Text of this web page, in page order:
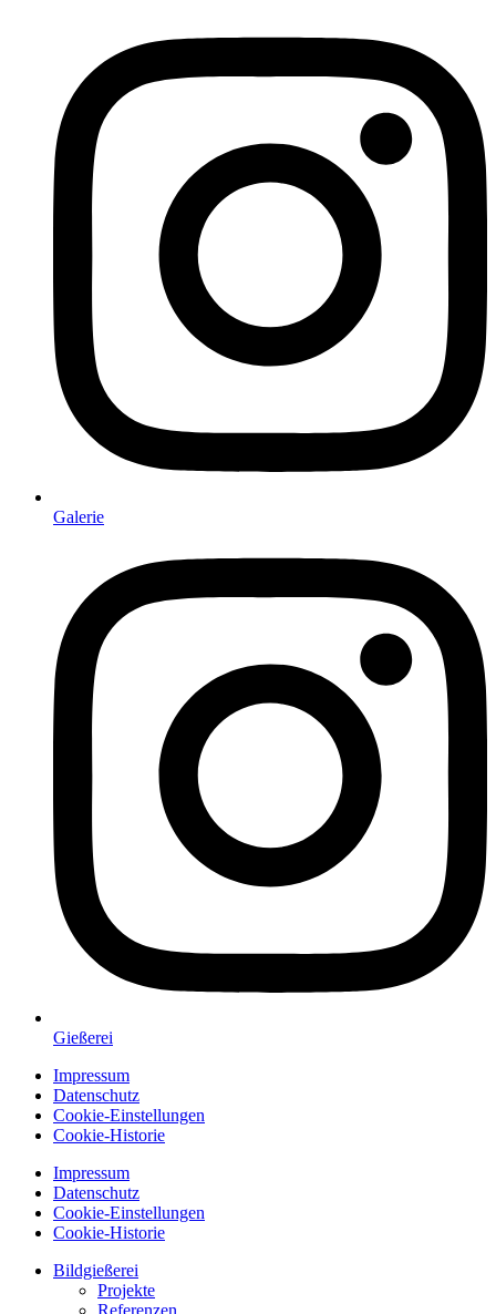
Galerie
Gießerei
Impressum
Datenschutz
Cookie-Einstellungen
Cookie-Historie
Impressum
Datenschutz
Cookie-Einstellungen
Cookie-Historie
Bildgießerei
Projekte
Referenzen